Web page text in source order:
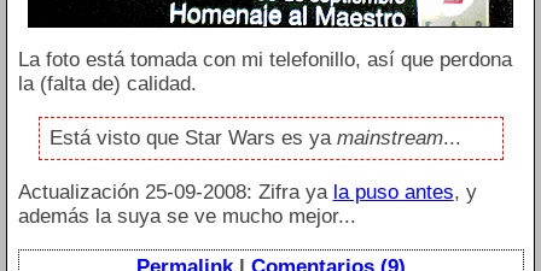
La foto está tomada con mi telefonillo, así que perdona
la (falta de) calidad.
Está visto que Star Wars es ya mainstream...
Actualización 25-09-2008: Zifra ya la puso antes, y
además la suya se ve mucho mejor...